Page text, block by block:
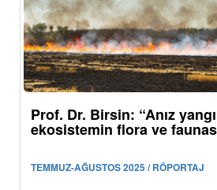
Prof. Dr. Birsin: “Anız
ekosistemin flora ve
TEMMUZ-AĞUSTOS 2025 / RÖPORTAJ